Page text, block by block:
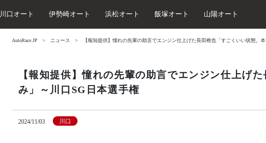
川口オート 伊勢崎オート 浜松オート 飯塚オート 山陽オート
AutoRace.JP ニュース 【報知提供】憧れの先輩の助言でエンジン仕上げた長田稚也「すごくいい状態。
【報知提供】憧れの先輩の助言でエンジン仕上げ
み」～川口SG日本選手権
2024/11/03 川口